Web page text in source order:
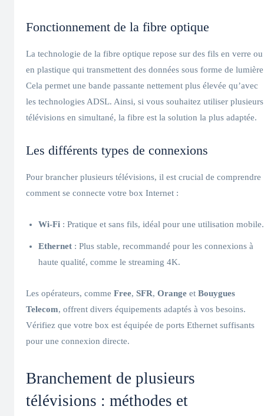
Fonctionnement de la fibre optique
La technologie de la fibre optique repose sur des fils en verre ou
en plastique qui transmettent des données sous forme de
Cela permet une bande passante nettement plus élevée qu’avec
les technologies ADSL. Ainsi, si vous souhaitez utiliser plusieurs
télévisions en simultané, la fibre est la solution la plus adaptée.
Les différents types de connexions
Pour brancher plusieurs télévisions, il est crucial de comprendre
comment se connecte votre box Internet :
Wi-Fi : Pratique et sans fils, idéal pour une utilisation mobile.
Ethernet : Plus stable, recommandé pour les connexions à
haute qualité, comme le streaming 4K.
Les opérateurs, comme Free, SFR, Orange et Bouygues
Telecom, offrent divers équipements adaptés à vos besoins.
Vérifiez que votre box est équipée de ports Ethernet suffisants
pour une connexion directe.
Branchement de plusieurs
télévisions : méthodes et